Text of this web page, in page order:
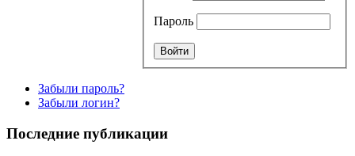
Пароль
Забыли пароль?
Забыли логин?
Последние публикации